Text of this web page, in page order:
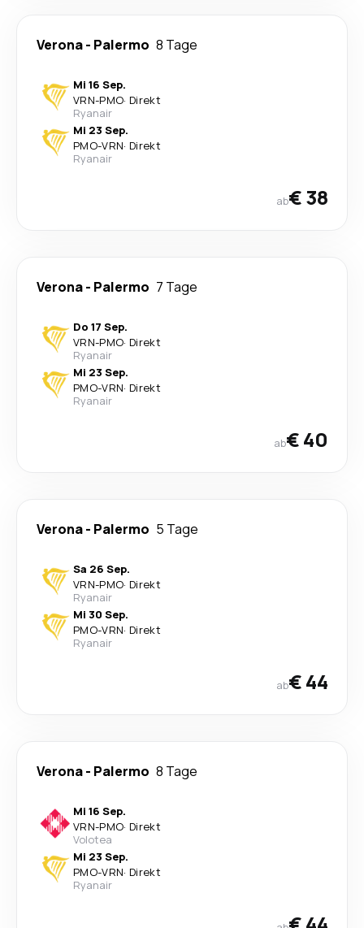
Verona- Palermo 8 Tage
Mi 16 Sep.
VRN-PMO· Direkt
Ryanair
Mi 23 Sep.
PMO-VRN· Direkt
Ryanair
ab€ 38
Verona- Palermo 7 Tage
Do 17 Sep.
VRN-PMO· Direkt
Ryanair
Mi 23 Sep.
PMO-VRN· Direkt
Ryanair
ab€ 40
Verona- Palermo 5 Tage
Sa 26 Sep.
VRN-PMO· Direkt
Ryanair
Mi 30 Sep.
PMO-VRN· Direkt
Ryanair
ab€ 44
Verona- Palermo 8 Tage
Mi 16 Sep.
VRN-PMO· Direkt
Volotea
Mi 23 Sep.
PMO-VRN· Direkt
Ryanair